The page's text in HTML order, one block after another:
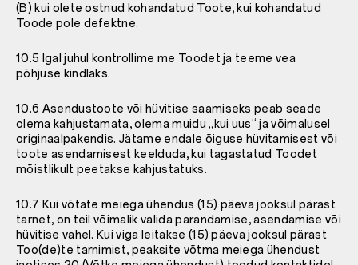
(B) kui olete ostnud kohandatud Toote, kui kohandatud
Toode pole defektne.
10.5 Igal juhul kontrollime me Toodet ja teeme vea
põhjuse kindlaks.
10.6 Asendustoote või hüvitise saamiseks peab seade
olema kahjustamata, olema muidu „kui uus“ ja võimalusel
originaalpakendis. Jätame endale õiguse hüvitamisest või
toote asendamisest keelduda, kui tagastatud Toodet
mõistlikult peetakse kahjustatuks.
10.7 Kui võtate meiega ühendus (15) päeva jooksul pärast
tarnet, on teil võimalik valida parandamise, asendamise või
hüvitise vahel. Kui viga leitakse (15) päeva jooksul pärast
Too(de)te tarnimist, peaksite võtma meiega ühendust